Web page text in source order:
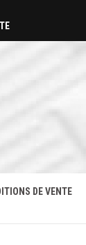
DE VENTE